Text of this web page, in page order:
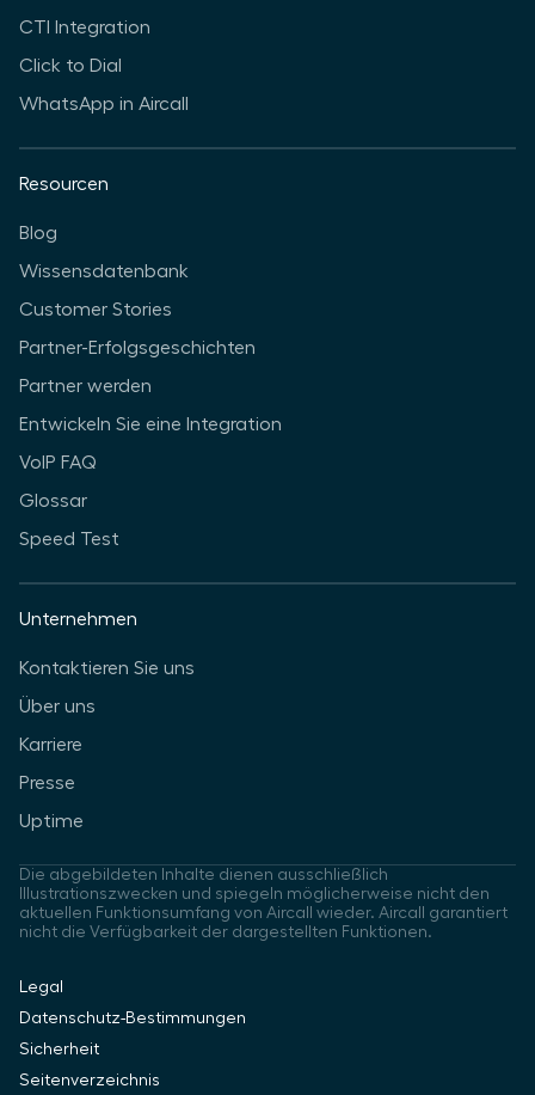
CTI Integration
Click to Dial
WhatsApp in Aircall
Resourcen
Blog
Wissensdatenbank
Customer Stories
Partner-Erfolgsgeschichten
Partner werden
Entwickeln Sie eine Integration
VoIP FAQ
Glossar
Speed Test
Unternehmen
Kontaktieren Sie uns
Über uns
Karriere
Presse
Uptime
Die abgebildeten Inhalte dienen ausschließlich
Illustrationszwecken und spiegeln möglicherweise nicht den
aktuellen Funktionsumfang von Aircall wieder. Aircall garantiert
nicht die Verfügbarkeit der dargestellten Funktionen.
Legal
Datenschutz-Bestimmungen
Sicherheit
Seitenverzeichnis